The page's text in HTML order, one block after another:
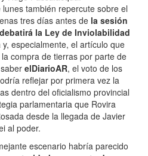
también repercute sobre el
tres días antes de la sesión
la Ley de Inviolabilidad
y, especialmente, el artículo que
compra de tierras por parte de
elDiarioAR, el voto de los
reflejar por primera vez la
dentro del oficialismo provincial
parlamentaria que Rovira
desde la llegada de Javier
al poder.
escenario habría parecido